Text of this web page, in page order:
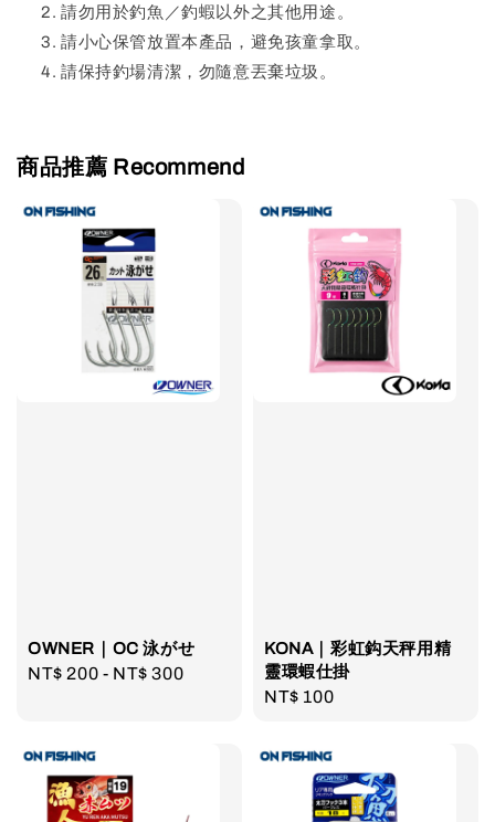
請勿用於釣魚／釣蝦以外之其他用途。
請小心保管放置本產品，避免孩童拿取。
請保持釣場清潔，勿隨意丟棄垃圾。
商品推薦 Recommend
OWNER｜OC 泳がせ
Regular
NT$ 200 - NT$ 300
KONA｜彩虹鈎天秤用精
靈環蝦仕掛
Regular
NT$ 100